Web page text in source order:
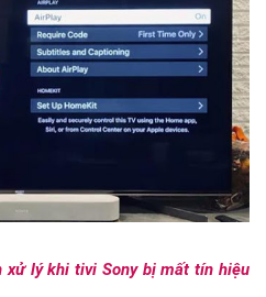
xử lý khi tivi Sony bị mất tín hiệu